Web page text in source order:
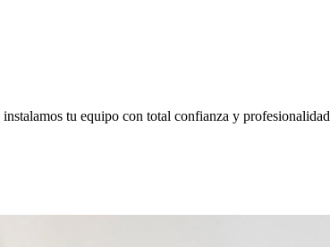
tu equipo con total confianza y profesionalidad